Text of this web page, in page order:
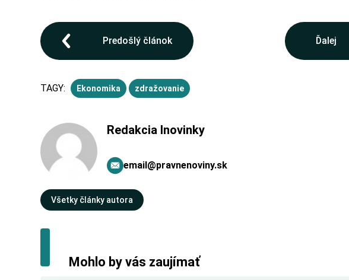
Predošlý článok Ďalej
TAGY: Ekonomika zdražovanie
Redakcia Inovinky
email@pravnenoviny.sk
Všetky články autora
Mohlo by vás zaujímať